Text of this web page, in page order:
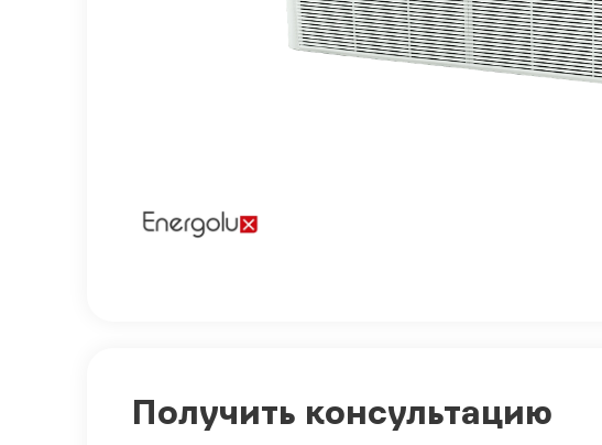
Получить консультацию